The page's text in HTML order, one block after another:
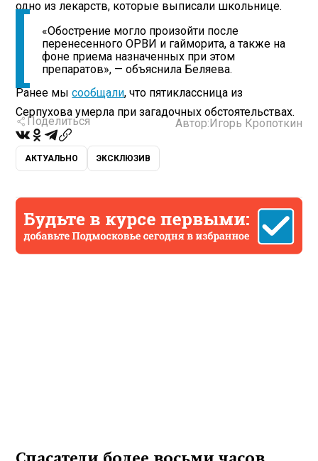
одно из лекарств, которые выписали школьнице.
«Обострение могло произойти после
перенесенного ОРВИ и гайморита, а также на
фоне приема назначенных при этом
препаратов», — объяснила Беляева.
Ранее мысообщали, что пятиклассница из
Серпухова умерла при загадочных обстоятельствах.
Поделиться Автор: Игорь Кропоткин
АКТУАЛЬНО ЭКСКЛЮЗИВ